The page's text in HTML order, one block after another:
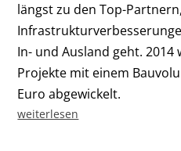
längst zu den Top-
In- und Ausland geht. 2014
Projekte mit einem
Euro abgewickelt.
weiterlesen